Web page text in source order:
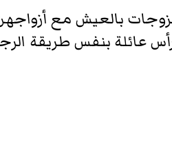
بالعيش مع
عائلة بنفس طريقة